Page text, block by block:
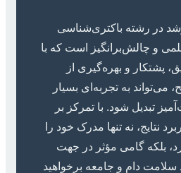
ارشد در رشته باکتری‌شناسی
و چالش‌برانگیز است که با
پشتکار و بهره‌گیری از
می‌تواند به تجربه‌ای بسیار
تبدیل شود. با تمرکز بر
نتایج، نه تنها مدرک خود را
بلکه گامی مؤثر در جهت
دام و جامعه برخواهید